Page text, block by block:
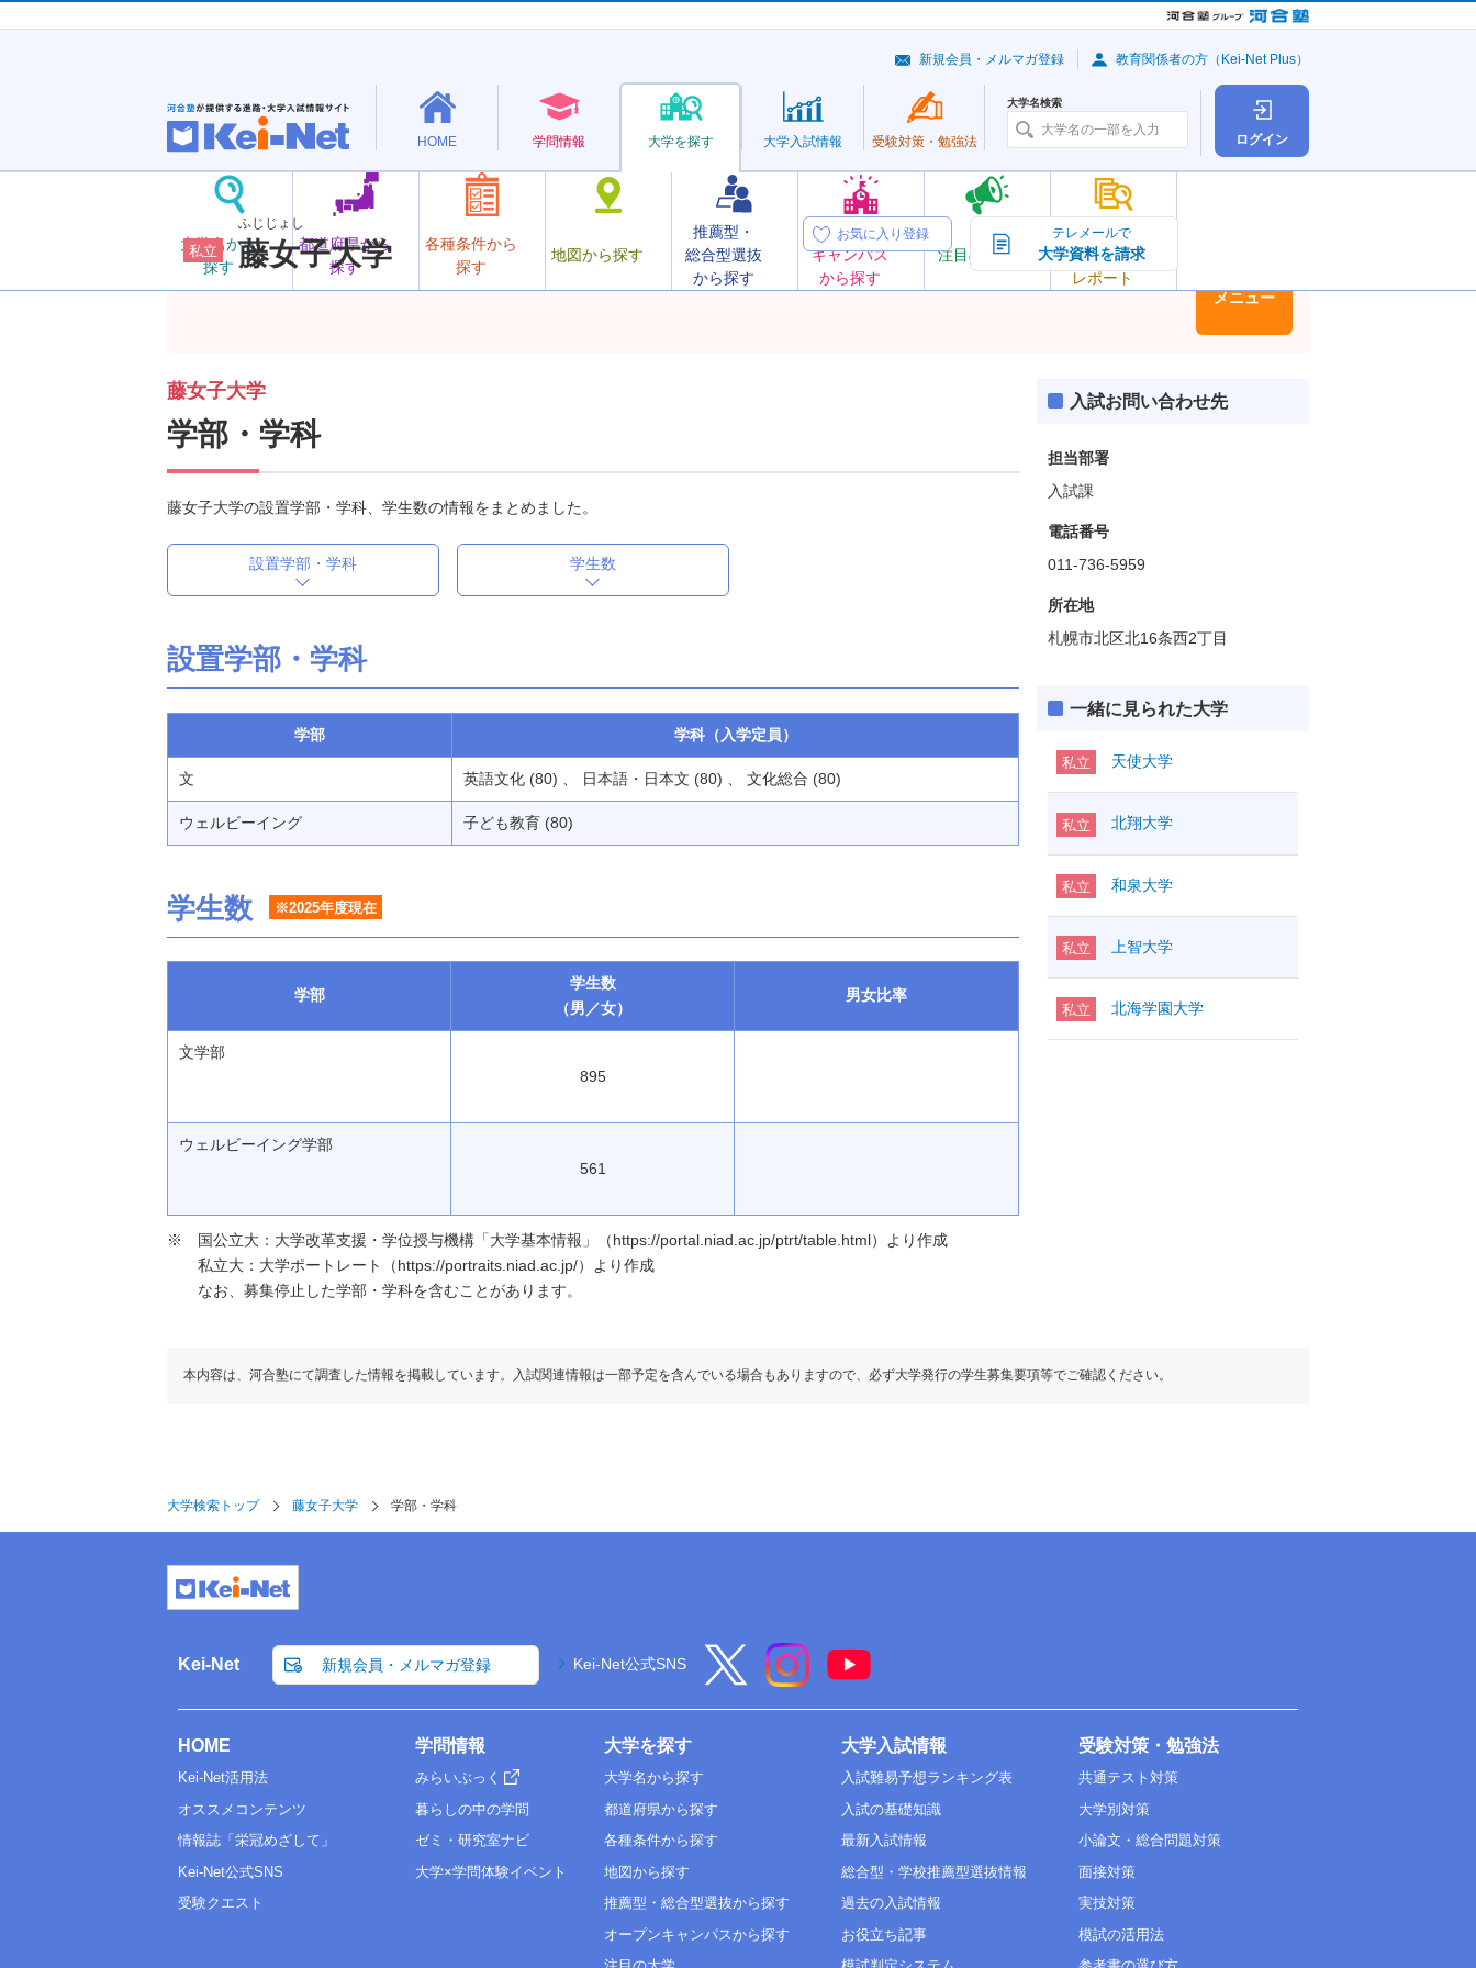
ログイン
HOME 学問情報 大学を探す
大学名から
探す
都道府県から
探す
各種条件から
探す
地図から探す
推薦型・
総合型選抜
から探す
オープン
キャンパス
から探す
注目の大学
大学の今
トピック＆
レポート
大学入試情報 受験対策・ 勉強法
大学名検索
新規会員・メルマガ登録 教育関係者の方（Kei-Net Plus）
私立
ふじじょし
藤女子大学
お気に入り登録 テレメールで
大学資料を請求
メニュー
藤女子大学
学部・学科
藤女子大学の設置学部・学科、学生数の情報をまとめました。
設置学部・学科 学生数
設置学部・学科
学部 学科（入学定員）
文 英語文化 (80) 、 日本語・日本文 (80) 、 文化総合 (80)
ウェルビーイング 子ども教育 (80)
学生数 ※2025年度現在
学部
学生数
（男／女）
男女比率
文学部
895
ウェルビーイング学部
561
国公立大：大学改革支援・学位授与機構「大学基本情報」（https://portal.niad.ac.jp/ptrt/table.html）より作成
私立大：大学ポートレート（https://portraits.niad.ac.jp/）より作成
なお、募集停止した学部・学科を含むことがあります。
入試お問い合わせ先
担当部署
入試課
電話番号
011-736-5959
所在地
札幌市北区北16条西2丁目
一緒に見られた大学
私立 天使大学
私立 北翔大学
私立 和泉大学
私立 上智大学
私立 北海学園大学
本内容は、河合塾にて調査した情報を掲載しています。入試関連情報は一部予定を含んでいる場合もありますので、必ず大学発行の学生募集要項等でご確認ください。
大学検索トップ 藤女子大学 学部・学科
Kei-Net 新規会員・メルマガ登録 Kei-Net公式SNS
HOME
Kei-Net活用法
オススメコンテンツ
情報誌「栄冠めざして」
Kei-Net公式SNS
受験クエスト
学問情報
みらいぶっく
暮らしの中の学問
ゼミ・研究室ナビ
大学×学問体験イベント
大学を探す
大学名から探す
都道府県から探す
各種条件から探す
地図から探す
推薦型・総合型選抜から探す
オープンキャンパスから探す
大学入試情報
入試難易予想ランキング表
入試の基礎知識
最新入試情報
総合型・学校推薦型選抜情報
過去の入試情報
お役立ち記事
受験対策・勉強法
共通テスト対策
大学別対策
小論文・総合問題対策
面接対策
実技対策
模試の活用法